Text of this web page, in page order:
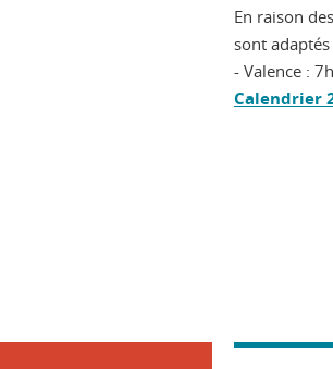
En raison
sont
- Valence :
Calendrier